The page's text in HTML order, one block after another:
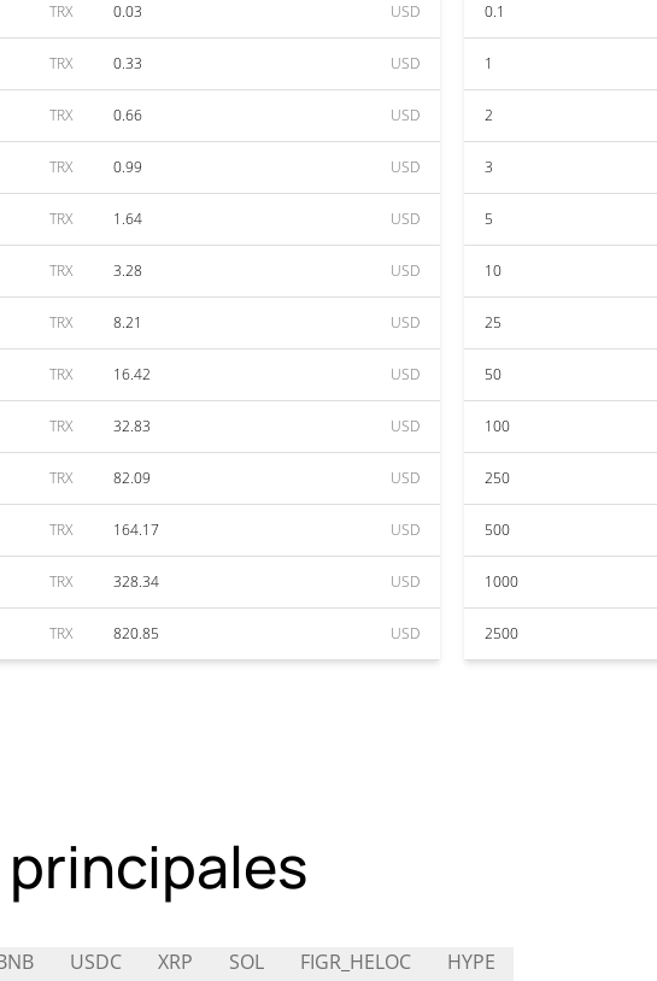
TRX 0.03 USD
TRX 0.33 USD
TRX 0.66 USD
TRX 0.99 USD
TRX 1.64 USD
TRX 3.28 USD
TRX 8.21 USD
TRX 16.42 USD
TRX 32.83 USD
TRX 82.09 USD
TRX 164.17 USD
TRX 328.34 USD
TRX 820.85 USD
0.1
1
2
3
5
10
25
50
100
250
500
1000
2500
USDC XRP SOL FIGR_HELOC HYPE